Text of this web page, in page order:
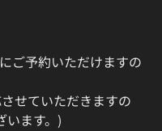
ご予約いただけますの
せていただきますの
います。)